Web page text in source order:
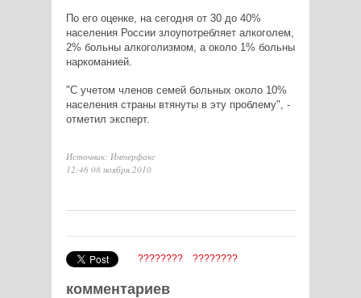
По его оценке, на сегодня от 30 до 40%
населения России злоупотребляет алкоголем,
2% больны алкоголизмом, а около 1% больны
наркоманией.
"С учетом членов семей больных около 10%
населения страны втянуты в эту проблему", -
отметил эксперт.
Источник: Интерфакс
12:46 08 ноября 2010
???????? ????????
комментариев